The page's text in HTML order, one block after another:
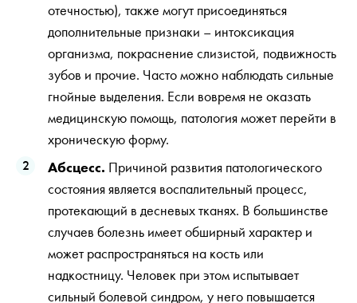
отечностью), также могут присоединяться
дополнительные признаки – интоксикация
организма, покраснение слизистой, подвижность
зубов и прочие. Часто можно наблюдать сильные
гнойные выделения. Если вовремя не оказать
медицинскую помощь, патология может перейти в
хроническую форму.
Абсцесс. Причиной развития патологического
состояния является воспалительный процесс,
протекающий в десневых тканях. В большинстве
случаев болезнь имеет обширный характер и
может распространяться на кость или
надкостницу. Человек при этом испытывает
сильный болевой синдром, у него повышается